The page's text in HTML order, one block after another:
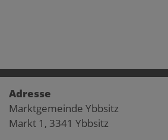
Adresse
Marktgemeinde Ybbsitz
Markt 1, 3341 Ybbsitz